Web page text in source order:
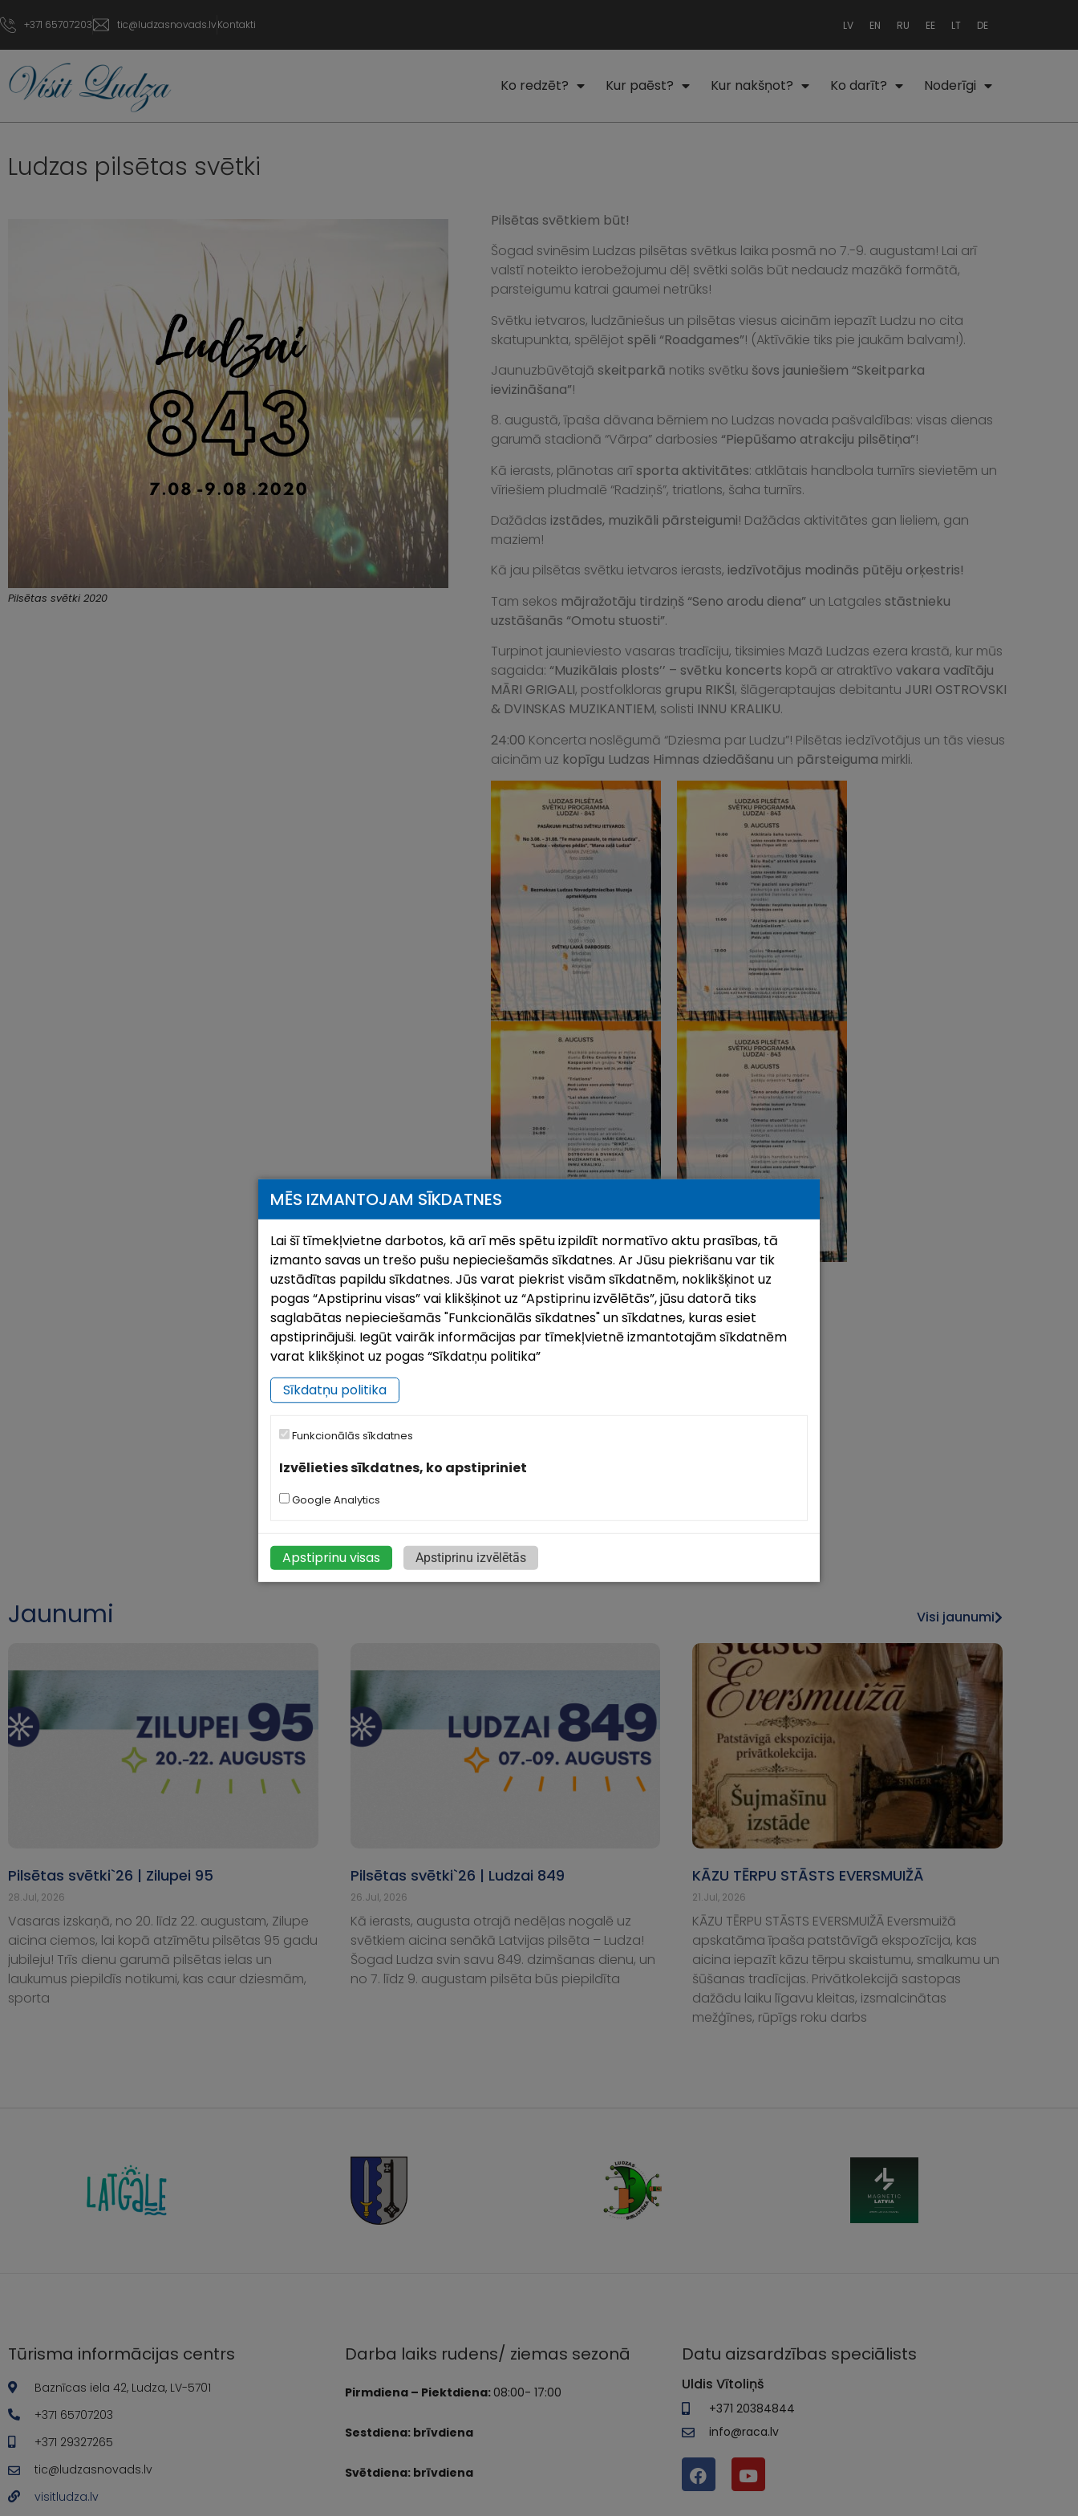
+371 65707203 tic@ludzasnovads.lvKontakti LV EN RU EE LT DE
Ko redzēt? Kur paēst? Kur nakšņot? Ko darīt? Noderīgi
Ludzas pilsētas svētki
Pilsētas svētki 2020
Pilsētas svētkiem būt!
Šogad svinēsim Ludzas pilsētas svētkus laika posmā no 7.-9. augustam! Lai arī
valstī noteikto ierobežojumu dēļ svētki solās būt nedaudz mazākā formātā,
parsteigumu katrai gaumei netrūks!
Svētku ietvaros, ludzāniešus un pilsētas viesus aicinām iepazīt Ludzu no cita
skatupunkta, spēlējot spēli “Roadgames”! (Aktīvākie tiks pie jaukām balvam!).
Jaunuzbūvētajā skeitparkā notiks svētku šovs jauniešiem “Skeitparka
ievizināšana”!
8. augustā, īpaša dāvana bērniem no Ludzas novada pašvaldības: visas dienas
garumā stadionā “Vārpa” darbosies “Piepūšamo atrakciju pilsētiņa”!
Kā ierasts, plānotas arīsporta aktivitātes: atklātais handbola turnīrs sievietēm un
vīriešiem pludmalē “Radziņš”, triatlons, šaha turnīrs.
Dažādas izstādes, muzikāli pārsteigumi! Dažādas aktivitātes gan lieliem, gan
maziem!
Kā jau pilsētas svētku ietvaros ierasts, iedzīvotājus modinās pūtēju orķestris!
Tam sekos mājražotāju tirdziņš “Seno arodu diena”un Latgales stāstnieku
uzstāšanās “Omotu stuosti”.
Turpinot jaunieviesto vasaras tradīciju, tiksimies Mazā Ludzas ezera krastā, kur mūs
sagaida: “Muzikālais plosts’’ – svētku koncerts kopā ar atraktīvo vakara vadītāju
MĀRI GRIGALI, postfolkloras grupu RIKŠI, šlāgeraptaujas debitantu JURI OSTROVSKI
& DVINSKAS MUZIKANTIEM, solisti INNU KRALIKU.
24:00 Koncerta noslēgumā “Dziesma par Ludzu”! Pilsētas iedzīvotājus un tās viesus
aicinām uz kopīgu Ludzas Himnas dziedāšanu un pārsteiguma mirkli.
Jaunumi Visi jaunumi
Pilsētas svētki`26 | Zilupei 95
28.Jul, 2026
Vasaras izskaņā, no 20. līdz 22. augustam, Zilupe
aicina ciemos, lai kopā atzīmētu pilsētas 95 gadu
jubileju! Trīs dienu garumā pilsētas ielas un
laukumus piepildīs notikumi, kas caur dziesmām,
sporta
Pilsētas svētki`26 | Ludzai 849
26.Jul, 2026
Kā ierasts, augusta otrajā nedēļas nogalē uz
svētkiem aicina senākā Latvijas pilsēta – Ludza!
Šogad Ludza svin savu 849. dzimšanas dienu, un
no 7. līdz 9. augustam pilsēta būs piepildīta
KĀZU TĒRPU STĀSTS EVERSMUIŽĀ
21.Jul, 2026
KĀZU TĒRPU STĀSTS EVERSMUIŽĀ Eversmuižā
apskatāma īpaša patstāvīgā ekspozīcija, kas
aicina iepazīt kāzu tērpu skaistumu, smalkumu un
šūšanas tradīcijas. Privātkolekcijā sastopas
dažādu laiku līgavu kleitas, izsmalcinātas
mežģīnes, rūpīgs roku darbs
Tūrisma informācijas centrs
Baznīcas iela 42, Ludza, LV-5701
+371 65707203
+371 29327265
tic@ludzasnovads.lv
visitludza.lv
Darba laiks rudens/ ziemas sezonā
Pirmdiena – Piektdiena:08:00- 17:00
Sestdiena: brīvdiena
Svētdiena: brīvdiena
Datu aizsardzības speciālists
Uldis Vītoliņš
+371 20384844
info@raca.lv
MĒS IZMANTOJAM SĪKDATNES
Lai šī tīmekļvietne darbotos, kā arī mēs spētu izpildīt normatīvo aktu prasības, tā
izmanto savas un trešo pušu nepieciešamās sīkdatnes. Ar Jūsu piekrišanu var tik
uzstādītas papildu sīkdatnes. Jūs varat piekrist visām sīkdatnēm, noklikšķinot uz
pogas “Apstiprinu visas” vai klikšķinot uz “Apstiprinu izvēlētās”, jūsu datorā tiks
saglabātas nepieciešamās "Funkcionālās sīkdatnes" un sīkdatnes, kuras esiet
apstiprinājuši. Iegūt vairāk informācijas par tīmekļvietnē izmantotajām sīkdatnēm
varat klikšķinot uz pogas “Sīkdatņu politika”
Sīkdatņu politika
Funkcionālās sīkdatnes
Izvēlieties sīkdatnes, ko apstipriniet
Google Analytics
Apstiprinu visas Apstiprinu izvēlētās